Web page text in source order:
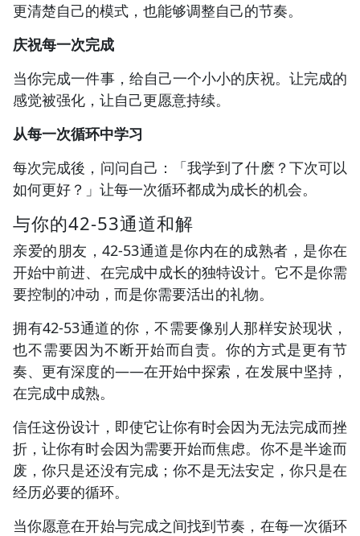
更清楚自己的模式，也能够调整自己的节奏。
庆祝每一次完成
当你完成一件事，给自己一个小小的庆祝。让完成的
感觉被强化，让自己更愿意持续。
从每一次循环中学习
每次完成後，问问自己：「我学到了什麽？下次可以
如何更好？」让每一次循环都成为成长的机会。
与你的42-53通道和解
亲爱的朋友，42-53通道是你内在的成熟者，是你在
开始中前进、在完成中成长的独特设计。它不是你需
要控制的冲动，而是你需要活出的礼物。
拥有42-53通道的你，不需要像别人那样安於现状，
也不需要因为不断开始而自责。你的方式是更有节
奏、更有深度的——在开始中探索，在发展中坚持，
在完成中成熟。
信任这份设计，即使它让你有时会因为无法完成而挫
折，让你有时会因为需要开始而焦虑。你不是半途而
废，你只是还没有完成；你不是无法安定，你只是在
经历必要的循环。
当你愿意在开始与完成之间找到节奏，在每一次循环